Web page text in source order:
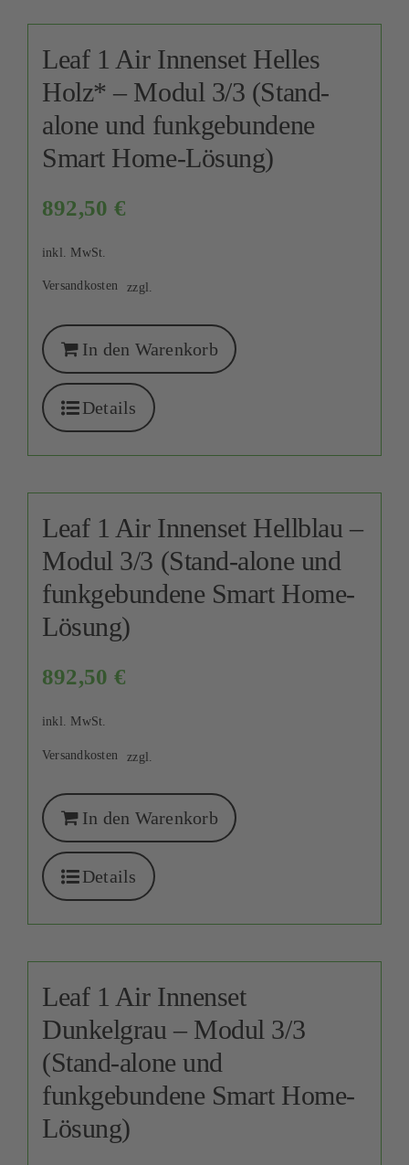
Leaf 1 Air Innenset Helles
Holz* – Modul 3/3 (Stand-
alone und funkgebundene
Smart Home-Lösung)
892,50 €
inkl. MwSt.
zzgl.
Versandkosten
In den Warenkorb
Details
Leaf 1 Air Innenset Hellblau –
Modul 3/3 (Stand-alone und
funkgebundene Smart Home-
Lösung)
892,50 €
inkl. MwSt.
zzgl.
Versandkosten
In den Warenkorb
Details
Leaf 1 Air Innenset
Dunkelgrau – Modul 3/3
(Stand-alone und
funkgebundene Smart Home-
Lösung)